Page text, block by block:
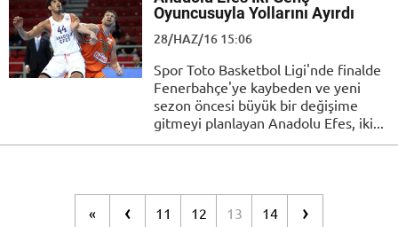
Oyuncusuyla Yollarını Ayırdı
28/HAZ/16 15:06
Spor Toto Basketbol Ligi'nde finalde
Fenerbahçe'ye kaybeden ve yeni
sezon öncesi büyük bir değişime
gitmeyi planlayan Anadolu Efes, iki...
« ‹ 11 12 13 14 ›